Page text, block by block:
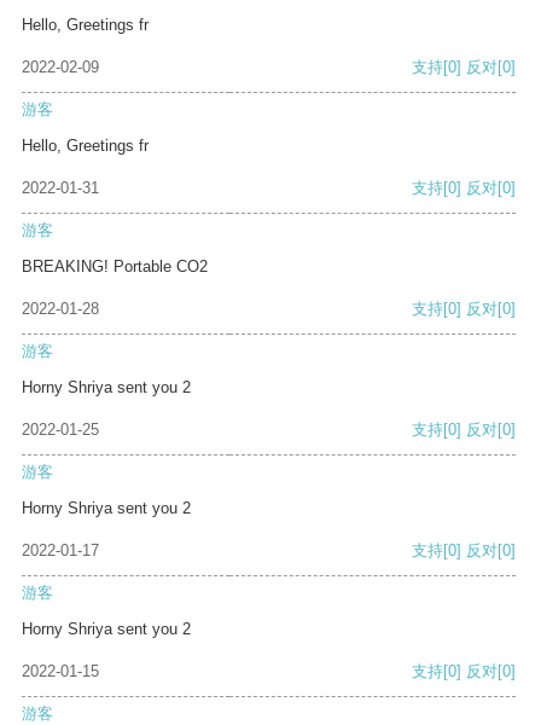
Hello, Greetings fr
2022-02-09 支持[0] 反对[0]
游客
Hello, Greetings fr
2022-01-31 支持[0] 反对[0]
游客
BREAKING! Portable CO2
2022-01-28 支持[0] 反对[0]
游客
Horny Shriya sent you 2
2022-01-25 支持[0] 反对[0]
游客
Horny Shriya sent you 2
2022-01-17 支持[0] 反对[0]
游客
Horny Shriya sent you 2
2022-01-15 支持[0] 反对[0]
游客